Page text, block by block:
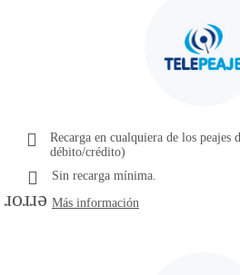
Recarga en cualquiera de los peajes
débito/crédito)
Sin recarga mínima.
error Más información